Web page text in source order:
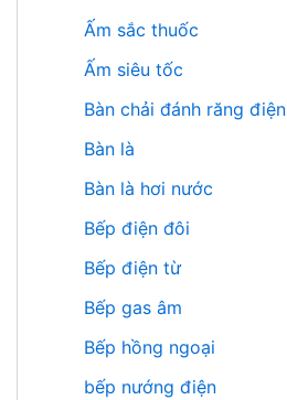
m
:Ấm sắc thuốc
Ấm siêu tốc
Bàn chải đánh răng điện
Bàn là
Bàn là hơi nước
Bếp điện đôi
Bếp điện từ
Bếp gas âm
Bếp hồng ngoại
bếp nướng điện